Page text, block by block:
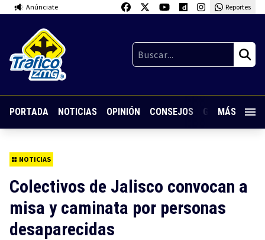
Anúnciate Reportes
PORTADA NOTICIAS OPINIÓN CONSEJOS GUARDIA
MÁS
NOTICIAS
Colectivos de Jalisco convocan a
misa y caminata por personas
desaparecidas